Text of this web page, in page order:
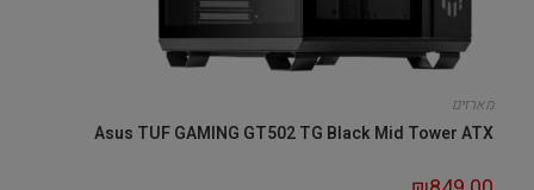
מארזים
Asus TUF GAMING GT502 TG Black Mid Tower ATX